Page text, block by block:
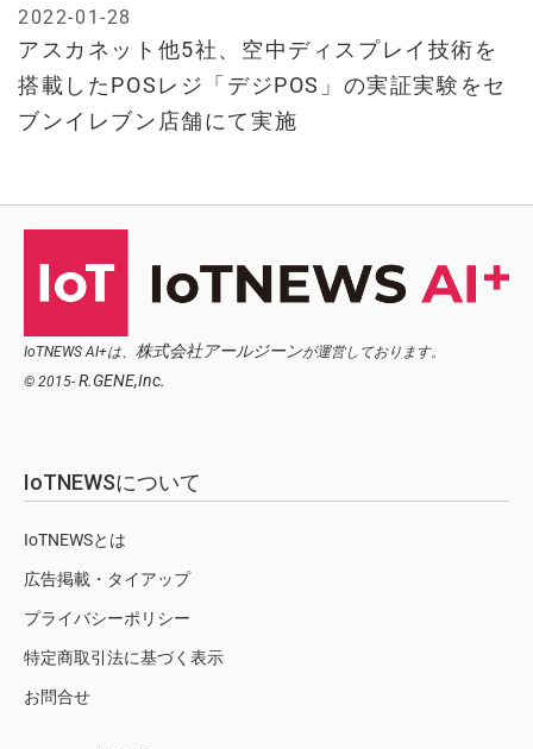
アスカネット他5社、空中ディスプレイ技術を
搭載したPOSレジ「デジPOS」の実証実験をセ
ブンイレブン店舗にて実施
2022-01-28
IoTNEWS AI+は、 株式会社アールジーンが運営しております。
© 2015- R.GENE,Inc.
IoTNEWSについて
IoTNEWSとは
広告掲載・タイアップ
プライバシーポリシー
特定商取引法に基づく表示
お問合せ